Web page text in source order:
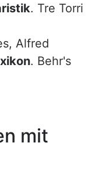
. Tre Torri
Alfred
. Behr's
mit